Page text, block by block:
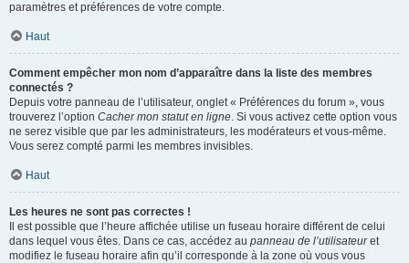
paramètres et préférences de votre compte.
Haut
Comment empêcher mon nom d’apparaître dans la liste des membres
connectés ?
Depuis votre panneau de l’utilisateur, onglet « Préférences du forum », vous
trouverez l’option Cacher mon statut en ligne. Si vous activez cette option vous
ne serez visible que par les administrateurs, les modérateurs et vous-même.
Vous serez compté parmi les membres invisibles.
Haut
Les heures ne sont pas correctes !
Il est possible que l’heure affichée utilise un fuseau horaire différent de celui
dans lequel vous êtes. Dans ce cas, accédez au panneau de l’utilisateuret
modifiez le fuseau horaire afin qu’il corresponde à la zone où vous vous